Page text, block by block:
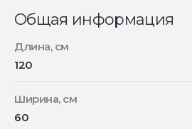
Общая информация
Длина, см
120
Ширина, см
60